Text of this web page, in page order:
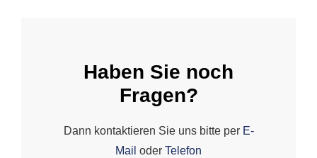
Haben Sie noch
Fragen?
Dann kontaktieren Sie uns bitte per E-
Mail oder Telefon